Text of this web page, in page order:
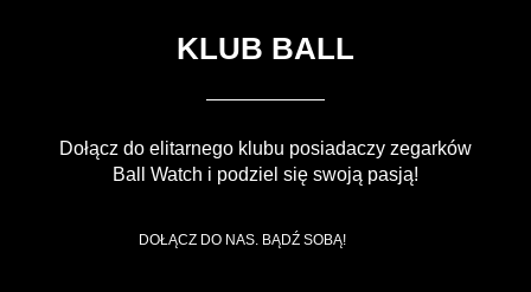
KLUB BALL
Dołącz do elitarnego klubu posiadaczy zegarków
Ball Watch i podziel się swoją pasją!
DOŁĄCZ DO NAS. BĄDŹ SOBĄ!